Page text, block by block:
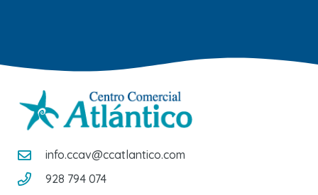
info.ccav@ccatlantico.com
928 794 074